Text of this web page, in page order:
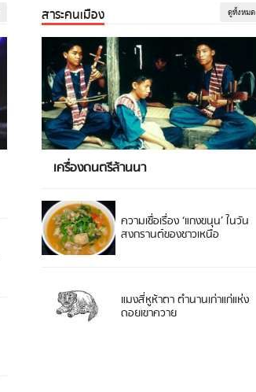
สาระคนเมือง ดูทั้งหมด
เครื่องดนตรีล้านนา
ความเชื่อเรื่อง ‘แกงขนุน’ ในวัน
สงกรานต์ของชาวเหนือ
แมงสี่หูห้าตา ตำนานเก่าแก่แห่ง
ดอยเขาควาย